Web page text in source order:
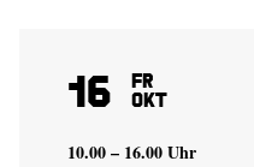
16 Fr
Okt
10.00 – 16.00 Uhr